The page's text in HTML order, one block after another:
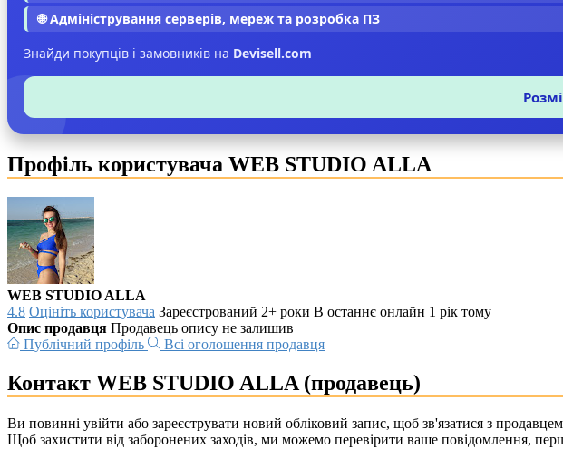
🌐 Адміністрування серверів, мереж та розробка ПЗ
Знайди покупців і замовників на Devisell.com
Профіль користувача WEB STUDIO ALLA
WEB STUDIO ALLA
4.8 Оцініть користувача Зареєстрований 2+ роки В останнє онлайн 1 рік тому
Опис продавця Продавець опису не залишив
Публічний профіль
Всі оголошення продавця
Контакт WEB STUDIO ALLA (продавець)
Ви повинні увійти або зареєструвати новий обліковий запис, щоб зв'язатися з
Щоб захистити від заборонених заходів, ми можемо перевірити ваше повідомлення,